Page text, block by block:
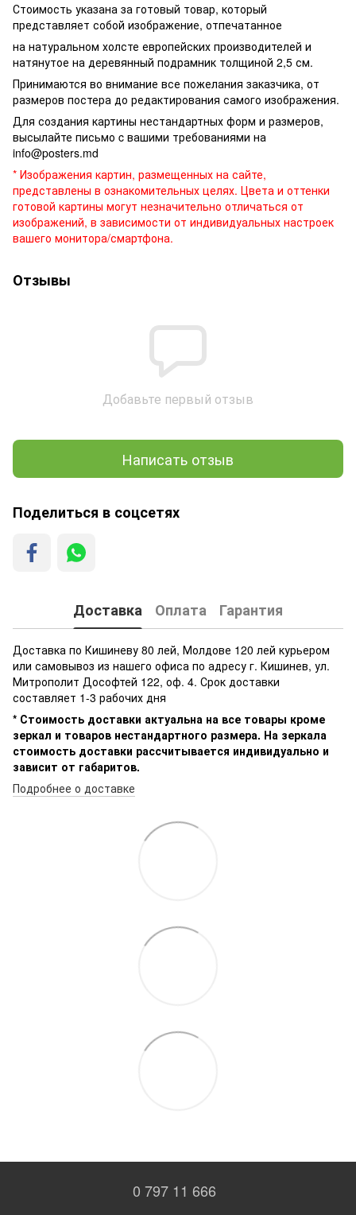
Стоимость указана за готовый товар, который
представляет собой изображение, отпечатанное
на натуральном холсте европейских производителей и
натянутое на деревянный подрамник толщиной 2,5 см.
Принимаются во внимание все пожелания заказчика, от
размеров постера до редактирования самого изображения.
Для создания картины нестандартных форм и размеров,
высылайте письмо c вашими требованиями на
info@posters.md
* Изображения картин, размещенных на сайте,
представлены в ознакомительных целях. Цвета и оттенки
готовой картины могут незначительно отличаться от
изображений, в зависимости от индивидуальных настроек
вашего монитора/смартфона.
Отзывы
Добавьте первый отзыв
Написать отзыв
Поделиться в соцсетях
Доставка Оплата Гарантия
Доставка по Кишиневу 80 лей, Молдове 120 лей курьером
или самовывоз из нашего офиса по адресу г. Кишинев, ул.
Митрополит Дософтей 122, оф. 4. Срок доставки
составляет 1-3 рабочих дня
* Стоимость доставки актуальна на все товары кроме
зеркал и товаров нестандартного размера. На зеркала
стоимость доставки рассчитывается индивидуально и
зависит от габаритов.
Подробнее о доставке
0 797 11 666